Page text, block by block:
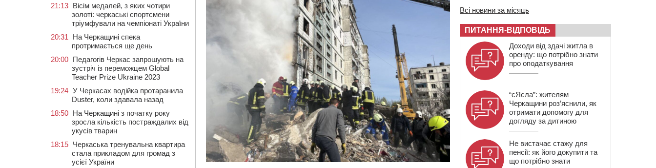
21:13 Вісім медалей, з яких чотири
золоті: черкаські спортсмени
тріумфували на чемпіонаті України
20:31
На Черкащині спека
протримається ще день
20:00 Педагогів Черкас запрошують на
зустріч із переможцем Global
Teacher Prize Ukraine 2023
19:24 У Черкасах водійка протаранила
Duster, коли здавала назад
18:50 На Черкащині з початку року
зросла кількість постраждалих від
укусів тварин
18:15 Черкаська тренувальна квартира
стала прикладом для громад з
усієї України
Всі новини за місяць
ПИТАННЯ-ВІДПОВІДЬ
Доходи від здачі житла в
оренду: що потрібно знати
про оподаткування
“єЯсла”: жителям
Черкащини роз’яснили, як
отримати допомогу для
догляду за дитиною
Не вистачає стажу для
пенсії: як його докупити та
що потрібно знати